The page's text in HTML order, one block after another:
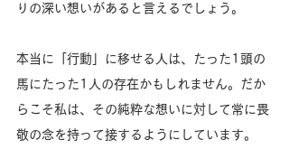
りの深い想いがあると言えるでしょう。
本当に「行動」に移せる人は、たった1頭の
馬にたった1人の存在かもしれません。だか
らこそ私は、その純粋な想いに対して常に畏
敬の念を持って接するようにしています。